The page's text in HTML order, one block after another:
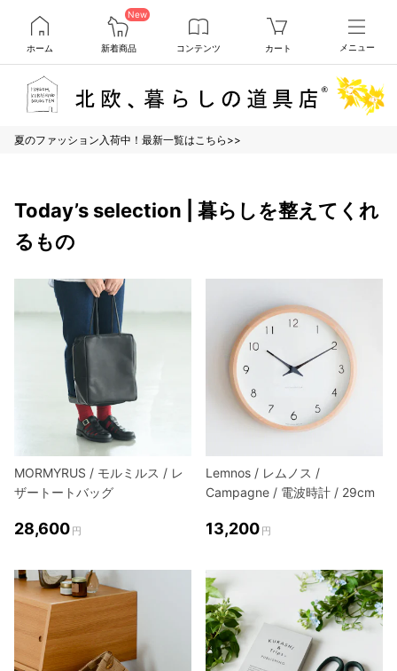
ホーム
New
新着商品 コンテンツ カート メニュー
夏のファッション入荷中！最新一覧はこちら>>
Today’s selection | 暮らしを整えてくれ
るもの
MORMYRUS / モルミルス / レ
ザートートバッグ
28,600 円
Lemnos / レムノス /
Campagne / 電波時計 / 29cm
13,200 円